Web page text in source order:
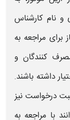
و نام کارشناس
برای مراجعه به
کنندگان و
داشته باشند.
درخواست نیز
با مراجعه به